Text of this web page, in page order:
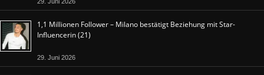
1,1 Millionen Follower – Milano bestätigt Beziehung mit Star-
Influencerin (21)
29. Juni 2026